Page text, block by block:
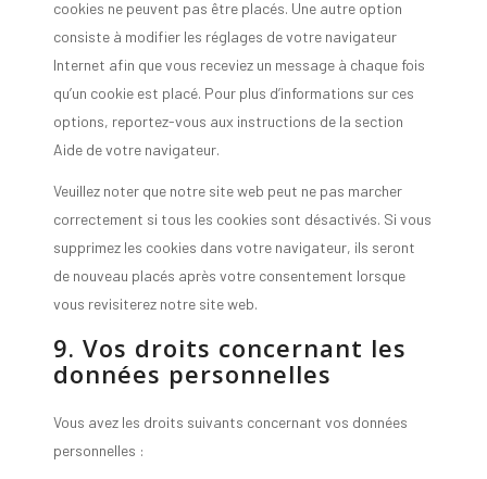
cookies ne peuvent pas être placés. Une autre option
consiste à modifier les réglages de votre navigateur
Internet afin que vous receviez un message à chaque fois
qu’un cookie est placé. Pour plus d’informations sur ces
options, reportez-vous aux instructions de la section
Aide de votre navigateur.
Veuillez noter que notre site web peut ne pas marcher
correctement si tous les cookies sont désactivés. Si vous
supprimez les cookies dans votre navigateur, ils seront
de nouveau placés après votre consentement lorsque
vous revisiterez notre site web.
9. Vos droits concernant les
données personnelles
Vous avez les droits suivants concernant vos données
personnelles :